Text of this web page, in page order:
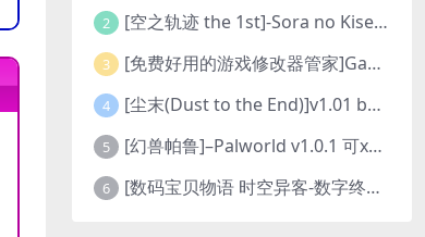
2 [空之轨迹 the 1st]-Sora no Kiseki the 1st-更新至v1.06.4-全DLC
3 [免费好用的游戏修改器管家]Game Cheats Manager
4 [尘末(Dust to the End)]v1.01 build9321107
5 [幻兽帕鲁]–Palworld v1.0.1 可xbox联机
6 [数码宝贝物语 时空异客-数字终极版]- Digimon Story Time Stranger-Build.23514637